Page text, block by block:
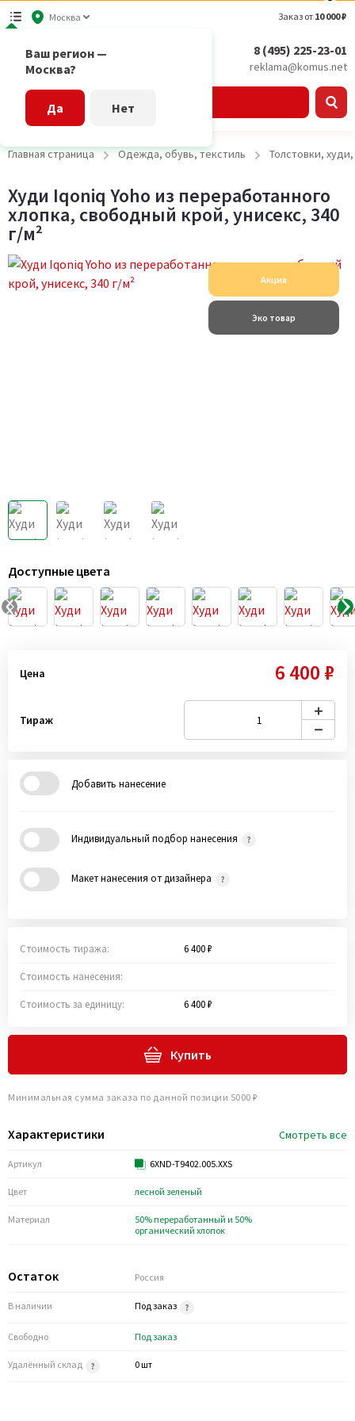
Москва
Ваш регион —
Москва?
Да Нет
Заказ от 10 000 ₽
8 (495) 225-23-01
reklama@komus.net
Главная страница Одежда, обувь, текстиль Толстовки,
Худи Iqoniq Yoho из переработанного
хлопка, свободный крой, унисекс, 340
г/м²
Акция
Эко товар
Доступные цвета
Характеристики Смотреть все
Артикул 6XND-T9402.005.XXS
Цвет лесной зеленый
Материал
50% переработанный и 50%
органический хлопок
Остаток Россия
В наличии Под заказ
Свободно Под заказ
Удалённый склад 0 шт
Цена 6 400 ₽
Тираж
Добавить нанесение
Индивидуальный подбор нанесения
Макет нанесения от дизайнера
Стоимость тиража: 6 400 ₽
Стоимость нанесения:
Стоимость за единицу: 6 400 ₽
Купить
Минимальная сумма заказа по данной позиции 5000 ₽